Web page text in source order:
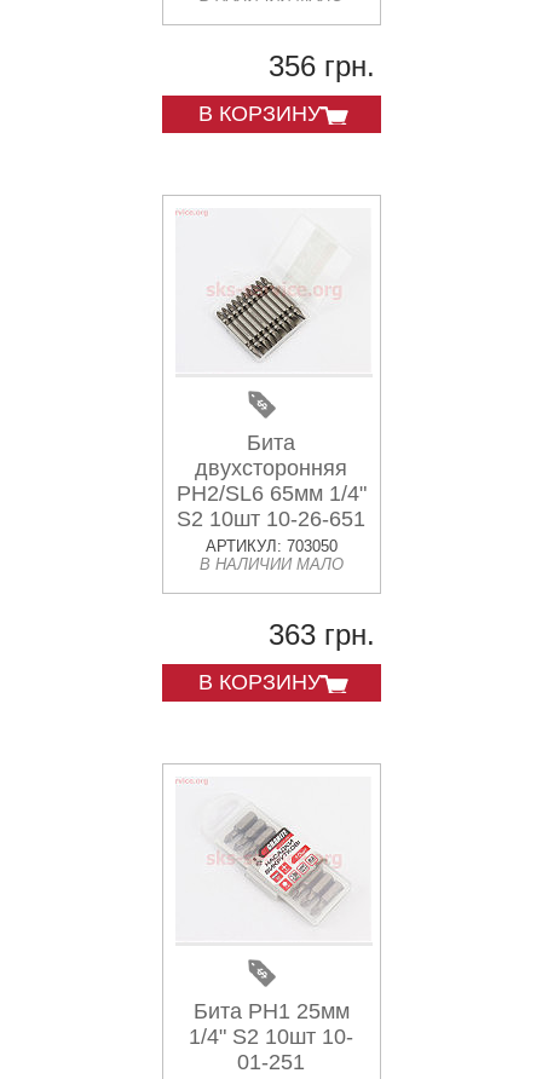
356 грн.
В КОРЗИНУ
Бита
двухсторонняя
PH2/SL6 65мм 1/4"
S2 10шт 10-26-651
АРТИКУЛ: 703050
В НАЛИЧИИ МАЛО
363 грн.
В КОРЗИНУ
Бита РН1 25мм
1/4" S2 10шт 10-
01-251